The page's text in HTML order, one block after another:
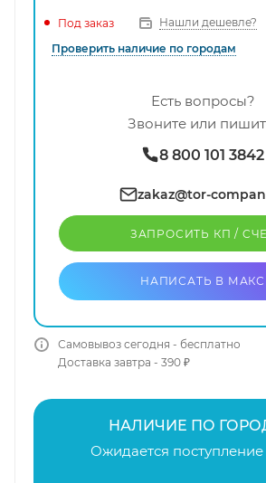
Под заказ
Нашли дешевле?
Проверить наличие по городам
Есть вопросы?
Звоните или
8 800 101 3842
zakaz@tor-
ЗАПРОСИТЬ КП /
НАПИСАТЬ В МАКС
Самовывоз сегодня - бесплатно
Доставка завтра - 390 ₽
НАЛИЧИЕ ПО
Ожидается поступление